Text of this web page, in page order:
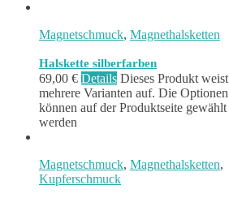
Magnetschmuck, Magnethalsketten
Halskette silberfarben
69,00 € Details Dieses Produkt weist
mehrere Varianten auf. Die Optionen
können auf der Produktseite gewählt
werden
Magnetschmuck, Magnethalsketten,
Kupferschmuck